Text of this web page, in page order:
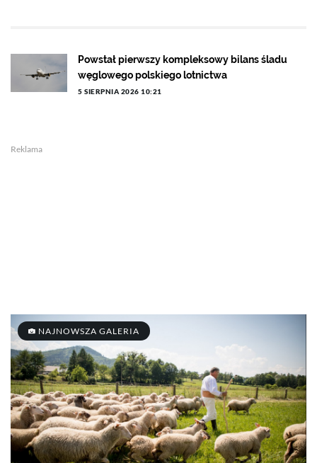
Powstał pierwszy kompleksowy bilans śladu
węglowego polskiego lotnictwa
5 SIERPNIA 2026 10:21
Reklama
NAJNOWSZA GALERIA